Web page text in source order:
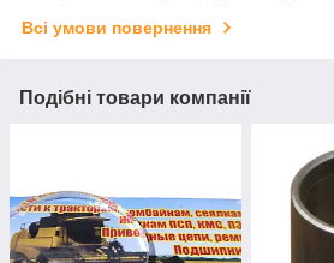
Всі умови повернення
Подібні товари компанії